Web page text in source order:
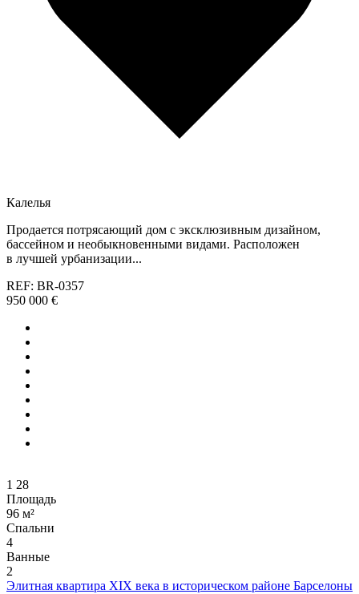
Калелья
Продается потрясающий дом с эксклюзивным дизайном,
бассейном и необыкновенными видами. Расположен
в лучшей урбанизации...
REF: BR-0357
950 000 €
1 28
Площадь
96 м²
Спальни
4
Ванные
2
Элитная квартира XIX века в историческом районе Барселоны